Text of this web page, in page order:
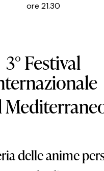
ore 21.30
3° Festival
delle anime